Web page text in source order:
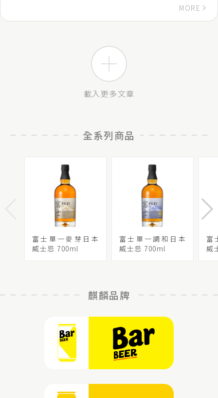
MORE
載入更多文章
全系列商品
富士單一麥芽日本
威士忌 700ml
富士單一調和日本
威士忌 700ml
富
威
麒麟品牌